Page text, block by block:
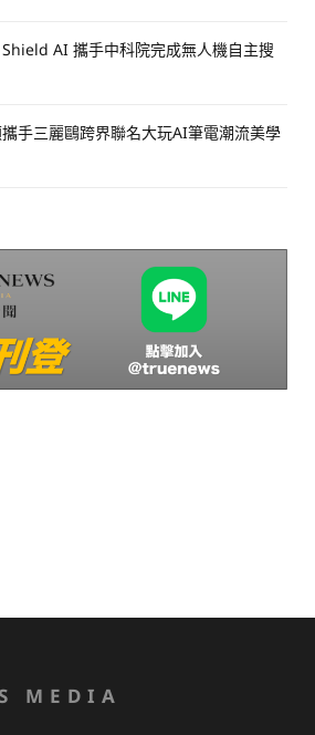
AI 攜手中科院完成無人機自主搜
手三麗鷗跨界聯名大玩AI筆電潮流美學
MEDIA